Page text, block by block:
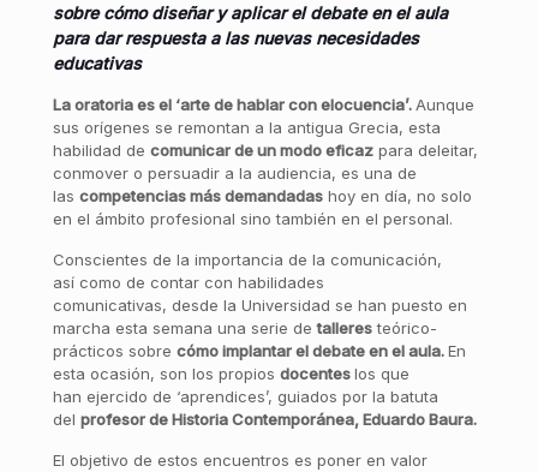
sobre cómo diseñar y aplicar el debate en el aula
para dar respuesta a las nuevas necesidades
educativas
La oratoria es el ‘arte de hablar con elocuencia’.Aunque
sus orígenes se remontan a la antigua Grecia, esta
habilidad de comunicar de un modo eficazpara deleitar,
conmover o persuadir a la audiencia, es una de
las competencias más demandadashoy en día, no solo
en el ámbito profesional sino también en el personal.
Conscientes de la importancia de la comunicación,
así como de contar con habilidades
comunicativas, desde la Universidad se han puesto en
marcha esta semana una serie detalleresteórico-
prácticos sobre cómoimplantar el debate en el aula.En
esta ocasión, son los propios docentes los que
han ejercido de ‘aprendices’, guiados por la batuta
del profesor de Historia Contemporánea, Eduardo Baura.
El objetivo de estos encuentros es poner en valor